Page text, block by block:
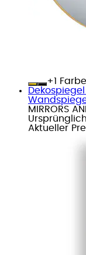
+
Dekospiegel
MIRRORS
Aktueller